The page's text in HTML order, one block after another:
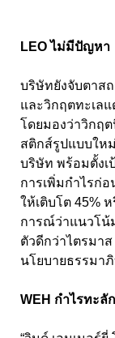
LEO ไม่มีปัญหา
บริษัทยังจับตาส
และวิกฤตทะเลแ
โดยมองว่าวิกฤ
สติกส์รูปแบบให
บริษัท พร้อมตั้งเ
การเพิ่มกำไรก่
ให้เติบโต 45%
การณ์ว่าแนวโน้
ตัวดีกว่าไตรมา
นโยบายธรรมา
WEH กำไรทะลัก